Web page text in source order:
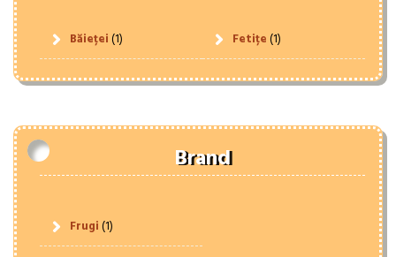
Băieței(1) Fetițe(1)
Brand
Frugi(1)